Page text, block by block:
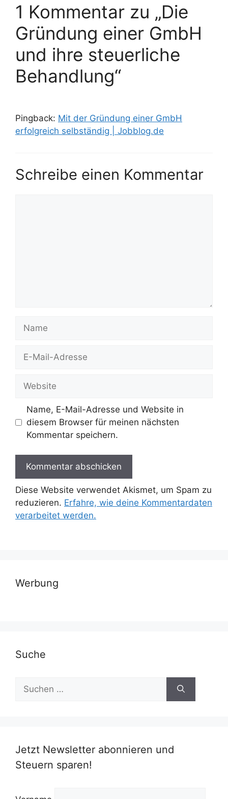
1 Kommentar zu „Die
Gründung einer GmbH
und ihre steuerliche
Behandlung“
Pingback: Mit der Gründung einer GmbH
erfolgreich selbständig | Jobblog.de
Schreibe einen Kommentar
Name
Website
Name, E-Mail-Adresse und Website in
diesem Browser für meinen nächsten
Kommentar speichern.
Diese Website verwendet Akismet, um Spam zu
reduzieren. Erfahre, wie deine Kommentardaten
verarbeitet werden.
Werbung
Suche
Suchen
nach:
Jetzt Newsletter abonnieren und
Steuern sparen!